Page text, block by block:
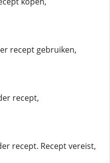
recept gebruiken,
recept,
recept. Recept vereist,